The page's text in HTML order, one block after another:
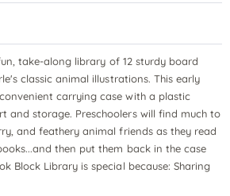
take-along library of 12 sturdy board
classic animal illustrations. This early
carrying case with a plastic
and storage. Preschoolers will find much to
and feathery animal friends as they read
then put them back in the case
Block Library is special because: Sharing